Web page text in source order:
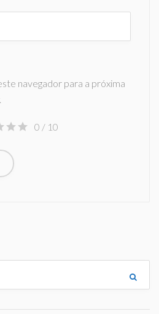
navegador para a próxima
0 / 10